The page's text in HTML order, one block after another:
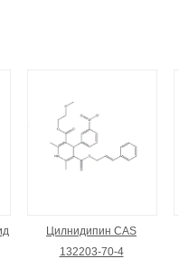
Цилнидипин CAS
132203-70-4